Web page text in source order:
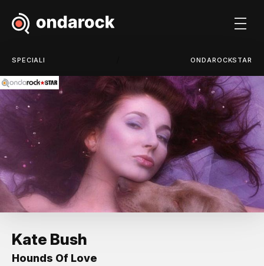
SPECIALI ONDAROCKSTAR
Kate Bush
Hounds Of Love